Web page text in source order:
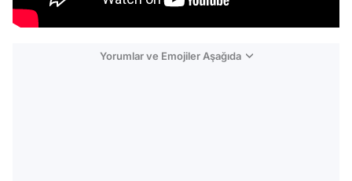
Yorumlar ve Emojiler Aşağıda